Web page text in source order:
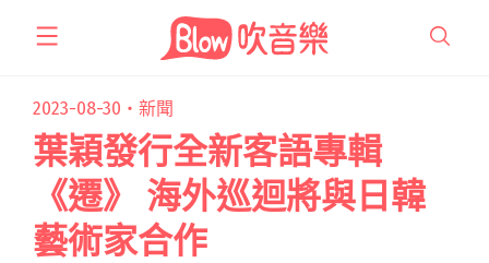
2023-08-30・ 新聞
葉穎發行全新客語專輯
《遷》 海外巡迴將與日韓
藝術家合作